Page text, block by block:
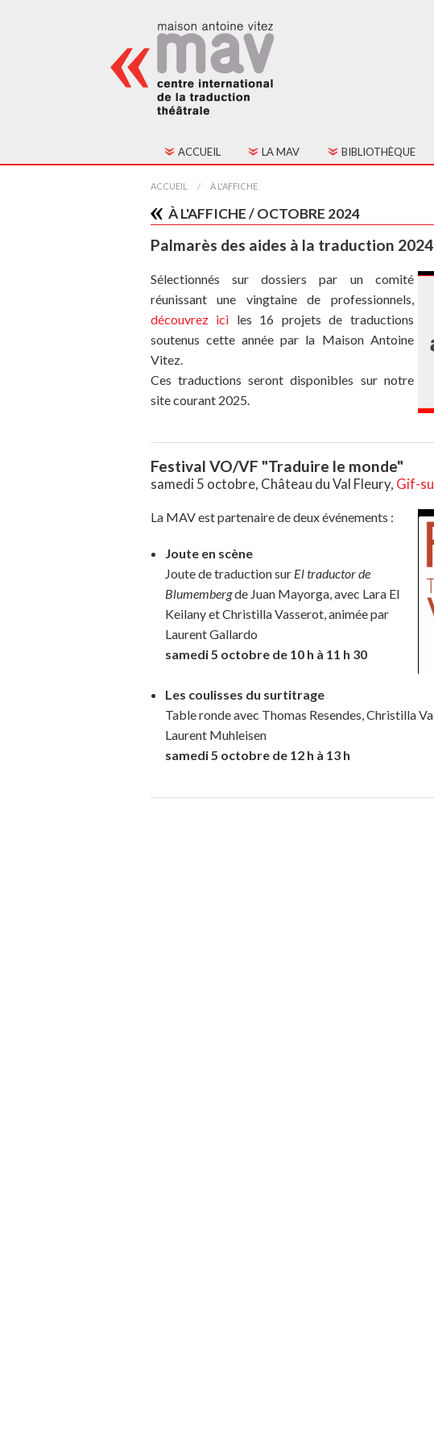
ACCUEIL LA MAV
HISTORIQUE
FONCTIONNEMENT
CONSEIL D'ADMINISTRATION
ADHÉSION
BIBLIOTHÈQUE
TEXTES JEUNE
ACCUEIL À L'AFFICHE
À L'AFFICHE / OCTOBRE 2024
Palmarès des aides à la traduction 2024
Sélectionnés sur dossiers par un comité
réunissant une vingtaine de professionnels,
découvrez ici les 16 projets de traductions
soutenus cette année par la Maison Antoine
Vitez.
Ces traductions seront disponibles sur notre
site courant 2025.
Festival VO/VF "Traduire le monde"
samedi 5 octobre, Château du Val Fleury, Gif-
La MAV est partenaire de deux événements :
Joute en scène
Joute de traduction sur El traductor de
Blumembergde Juan Mayorga, avec Lara El
Keilany et Christilla Vasserot, animée par
Laurent Gallardo
samedi 5 octobre de 10 h à 11 h 30
Les coulisses du surtitrage
Table ronde avec Thomas Resendes, Christilla
Laurent Muhleisen
samedi 5 octobre de 12 h à 13 h